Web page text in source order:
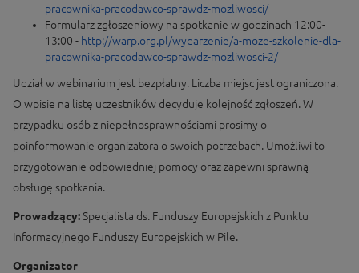
pracownika-pracodawco-sprawdz-mozliwosci/
Formularz zgłoszeniowy na spotkanie w godzinach 12:00-
13:00 - http://warp.org.pl/wydarzenie/a-moze-szkolenie-dla-
pracownika-pracodawco-sprawdz-mozliwosci-2/
Udział w webinarium jest bezpłatny. Liczba miejsc jest ograniczona.
O wpisie na listę uczestników decyduje kolejność zgłoszeń. W
przypadku osób z niepełnosprawnościami prosimy o
poinformowanie organizatora o swoich potrzebach. Umożliwi to
przygotowanie odpowiedniej pomocy oraz zapewni sprawną
obsługę spotkania.
Prowadzący: Specjalista ds. Funduszy Europejskich z Punktu
Informacyjnego Funduszy Europejskich w Pile.
Organizator